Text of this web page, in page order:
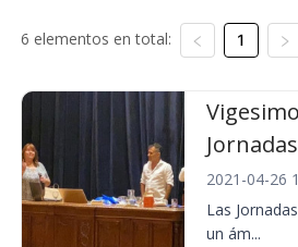
6 elementos en total: 1
2021-04-26
Las
un ám...